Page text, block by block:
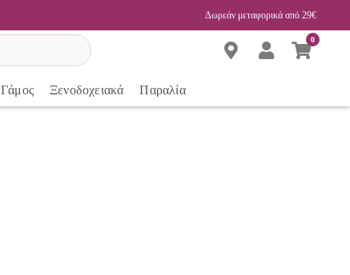
Δωρεάν μεταφορικά από 29€
0
Γάμος Ξενοδοχειακά Παραλία